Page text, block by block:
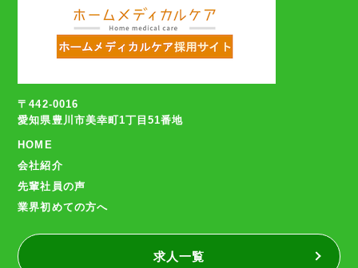
〒442-0016
愛知県豊川市美幸町1丁目51番地
HOME
会社紹介
先輩社員の声
業界初めての方へ
求人一覧